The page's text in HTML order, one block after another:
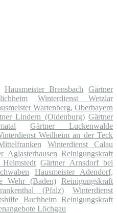
Hausmeister Brensbach
Gärtner
Winterdienst Wetzlar
Wartenberg, Oberbayern
Lindern (Oldenburg) Gärtner
Gärtner Luckenwalde
Weilheim an der Teck
Winterdienst Calau
Aglasterhausen Reinigungskraft
Gärtner Arnsdorf bei
Hausmeister Adendorf,
Wehr (Baden) Reinigungskraft
(Pfalz)
Winterdienst
Buchheim Reinigungskraft
Löchgau